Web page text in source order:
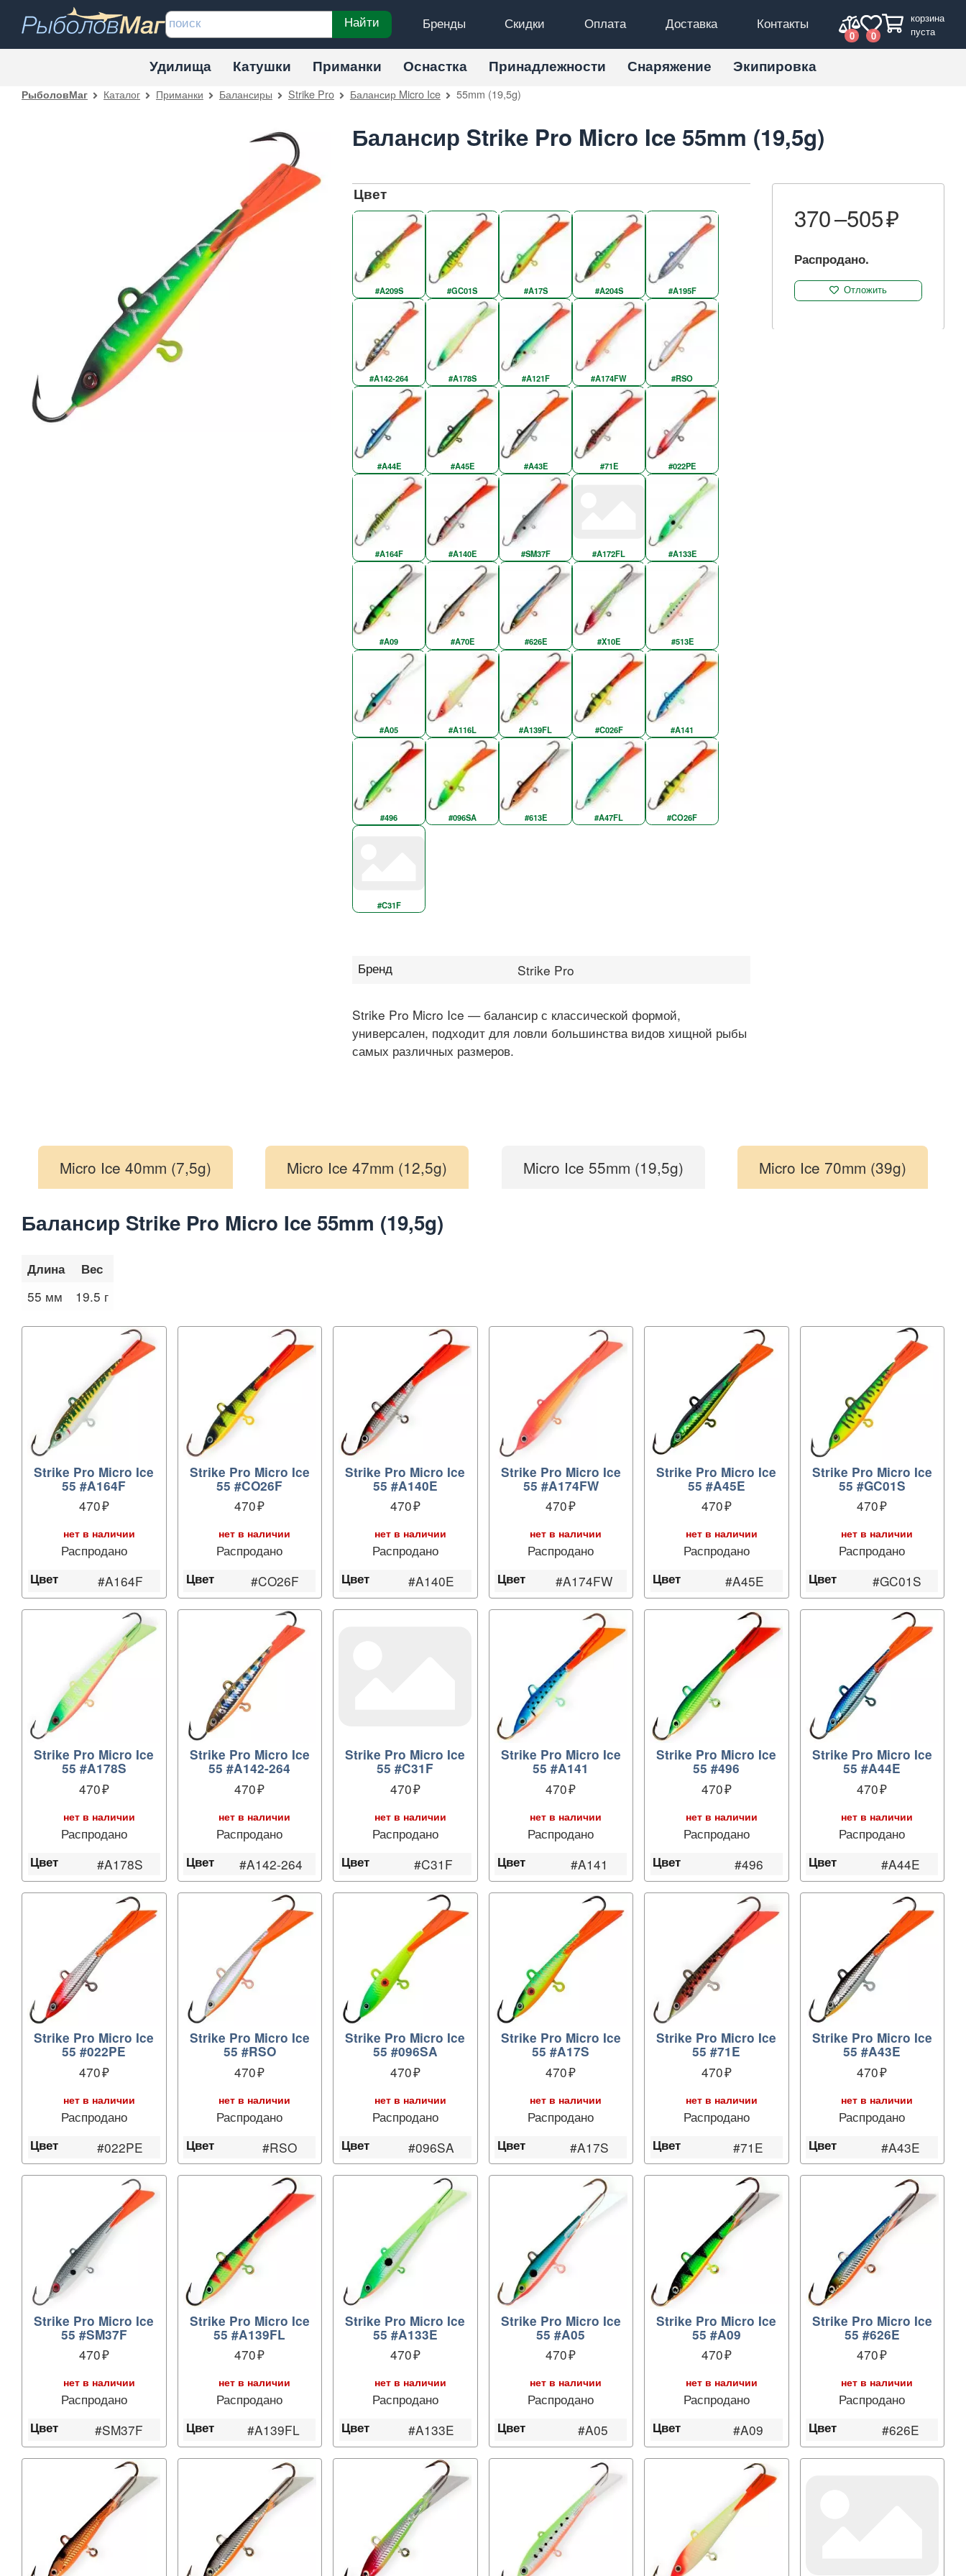
Бренды Скидки Оплата Доставка Контакты
Найти
0 0
корзина
пуста
Удилища Катушки Приманки Оснастка Принадлежности Снаряжение Экипировка
РыболовМаг Каталог Приманки Балансиры Strike Pro Балансир Micro Ice 55mm (19,5g)
Балансир Strike Pro Micro Ice 55mm (19,5g)
Цвет
#A209S #GC01S #A17S #A204S #A195F
#A142-264 #A178S #A121F #A174FW #RSO
#A44E #A45E #A43E #71E #022PE
#A164F #A140E #SM37F #A172FL #A133E
#A09 #A70E #626E #X10E #513E
#A05 #A116L #A139FL #C026F #A141
#496 #096SA #613E #A47FL #CO26F
#C31F
Бренд Strike Pro
370 –505
Распродано.
Отложить
Strike Pro Micro Ice — балансир с классической формой,
универсален, подходит для ловли большинства видов хищной рыбы
самых различных размеров.
Micro Ice 40mm (7,5g) Micro Ice 47mm (12,5g) Micro Ice 55mm (19,5g) Micro Ice 70mm (39g)
Балансир Strike Pro Micro Ice 55mm (19,5g)
Длина Вес
55 мм 19.5 г
Strike Pro Micro Ice
55 #A164F
470
нет в наличии
Распродано
Цвет #A164F
Strike Pro Micro Ice
55 #CO26F
470
нет в наличии
Распродано
Цвет #CO26F
Strike Pro Micro Ice
55 #A140E
470
нет в наличии
Распродано
Цвет #A140E
Strike Pro Micro Ice
55 #A174FW
470
нет в наличии
Распродано
Цвет #A174FW
Strike Pro Micro Ice
55 #A45E
470
нет в наличии
Распродано
Цвет #A45E
Strike Pro Micro Ice
55 #GC01S
470
нет в наличии
Распродано
Цвет #GC01S
Strike Pro Micro Ice
55 #A178S
470
нет в наличии
Распродано
Цвет #A178S
Strike Pro Micro Ice
55 #A142-264
470
нет в наличии
Распродано
Цвет #A142-264
Strike Pro Micro Ice
55 #C31F
470
нет в наличии
Распродано
Цвет #C31F
Strike Pro Micro Ice
55 #A141
470
нет в наличии
Распродано
Цвет #A141
Strike Pro Micro Ice
55 #496
470
нет в наличии
Распродано
Цвет #496
Strike Pro Micro Ice
55 #A44E
470
нет в наличии
Распродано
Цвет #A44E
Strike Pro Micro Ice
55 #022PE
470
нет в наличии
Распродано
Цвет #022PE
Strike Pro Micro Ice
55 #RSO
470
нет в наличии
Распродано
Цвет #RSO
Strike Pro Micro Ice
55 #096SA
470
нет в наличии
Распродано
Цвет #096SA
Strike Pro Micro Ice
55 #A17S
470
нет в наличии
Распродано
Цвет #A17S
Strike Pro Micro Ice
55 #71E
470
нет в наличии
Распродано
Цвет #71E
Strike Pro Micro Ice
55 #A43E
470
нет в наличии
Распродано
Цвет #A43E
Strike Pro Micro Ice
55 #SM37F
470
нет в наличии
Распродано
Цвет #SM37F
Strike Pro Micro Ice
55 #A139FL
470
нет в наличии
Распродано
Цвет #A139FL
Strike Pro Micro Ice
55 #A133E
470
нет в наличии
Распродано
Цвет #A133E
Strike Pro Micro Ice
55 #A05
470
нет в наличии
Распродано
Цвет #A05
Strike Pro Micro Ice
55 #A09
470
нет в наличии
Распродано
Цвет #A09
Strike Pro Micro Ice
55 #626E
470
нет в наличии
Распродано
Цвет #626E